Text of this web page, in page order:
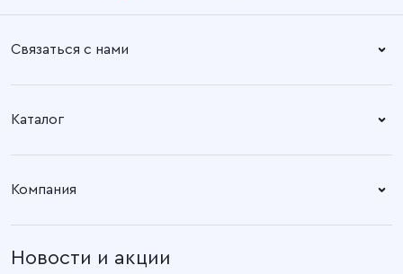
Связаться с нами
+7 (4932) 58-14-67
Время работы:
Пн. – Пт: 8.30 – 17.00
Адрес офиса:
Каталог
Компания
Новости и акции